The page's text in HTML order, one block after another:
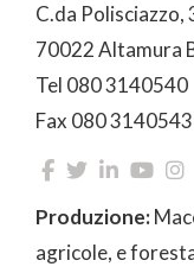
C.da Polisciazzo,
70022 Altamura
Tel 080 3140540
Fax 080 3140543
Produzione:
agricole, e